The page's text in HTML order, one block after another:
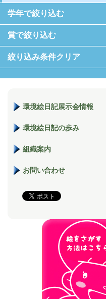
学年で絞り込む
賞で絞り込む
絞り込み条件クリア
環境絵日記展示会情報
環境絵日記の歩み
組織案内
お問い合わせ